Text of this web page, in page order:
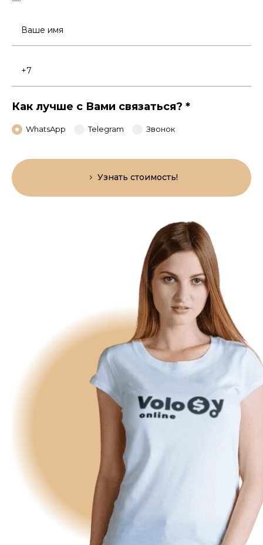
Ваше
имя
Номер
телефона
Как лучше с Вами связаться? *
WhatsApp Telegram Звонок
Узнать стоимость!